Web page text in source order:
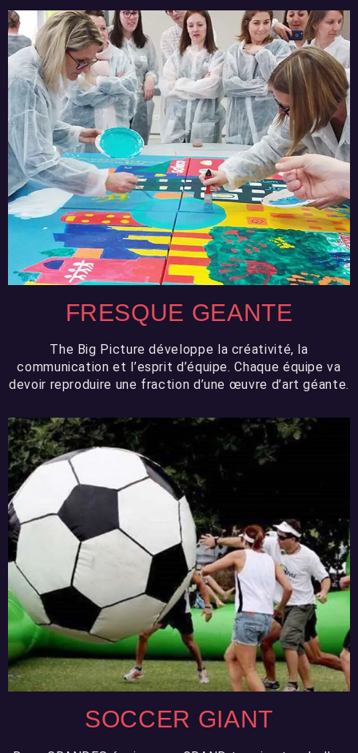
FRESQUE GEANTE
The Big Picture développe la créativité, la
communication et l’esprit d’équipe. Chaque équipe va
devoir reproduire une fraction d’une œuvre d’art géante.
SOCCER GIANT